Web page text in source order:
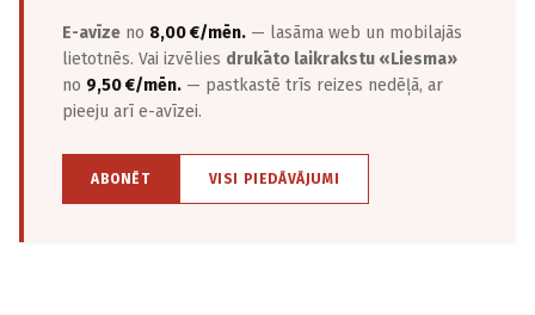
E-avīze no 8,00 €/mēn. — lasāma web un mobilajās
lietotnēs. Vai izvēlies drukāto laikrakstu «Liesma»
no 9,50 €/mēn. — pastkastē trīs reizes nedēļā, ar
pieeju arī e-avīzei.
ABONĒT VISI PIEDĀVĀJUMI